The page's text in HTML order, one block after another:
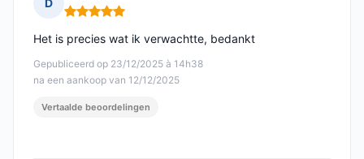
D
Opmerking: 5 van 5
Gepubliceerd op 23/12/2025 à 14h38
na een aankoop van 12/12/2025
Het is precies wat ik verwachtte, bedankt
Vertaalde beoordelingen